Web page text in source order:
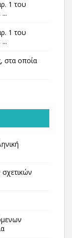
1 του
1 του
στα οποία